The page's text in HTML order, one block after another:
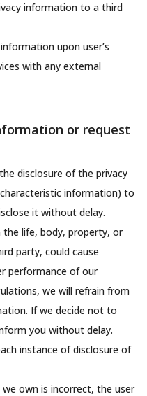
information to a third
upon user’s
with any external
or request
disclosure of the privacy
information) to
it without delay.
the life, body, property, or
party, could cause
performance of our
we will refrain from
If we decide not to
you without delay.
instance of disclosure of
own is incorrect, the user